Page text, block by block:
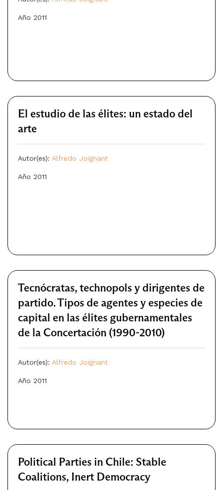
Año 2011
El estudio de las élites: un estado del
arte
Autor(es): Alfredo Joignant
Año 2011
Tecnócratas, technopols y dirigentes de
partido. Tipos de agentes y especies de
capital en las élites gubernamentales
de la Concertación (1990-2010)
Autor(es): Alfredo Joignant
Año 2011
Political Parties in Chile: Stable
Coalitions, Inert Democracy